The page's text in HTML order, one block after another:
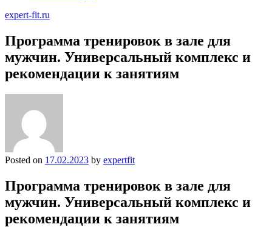
expert-fit.ru
Программа тренировок в зале для
мужчин. Универсальный комплекс и
рекомендации к занятиям
Posted on 17.02.2023 by expertfit
Программа тренировок в зале для
мужчин. Универсальный комплекс и
рекомендации к занятиям